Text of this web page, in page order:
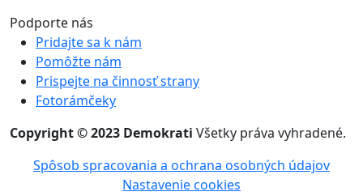
Podporte nás
Pridajte sa k nám
Pomôžte nám
Prispejte na činnosť strany
Fotorámčeky
Copyright © 2023 Demokrati Všetky práva vyhradené.
Spôsob spracovania a ochrana osobných údajov
Nastavenie cookies